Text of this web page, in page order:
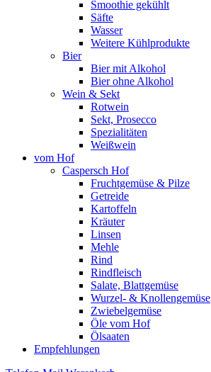
Smoothie gekühlt
Säfte
Wasser
Weitere Kühlprodukte
Bier
Bier mit Alkohol
Bier ohne Alkohol
Wein & Sekt
Rotwein
Sekt, Prosecco
Spezialitäten
Weißwein
vom Hof
Caspersch Hof
Fruchtgemüse & Pilze
Getreide
Kartoffeln
Kräuter
Linsen
Mehle
Rind
Rindfleisch
Salate, Blattgemüse
Wurzel- & Knollengemüse
Zwiebelgemüse
Öle vom Hof
Ölsaaten
Empfehlungen